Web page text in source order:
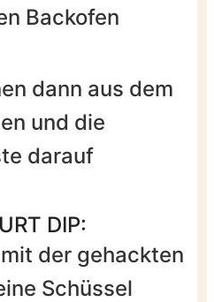
Backofen
dann aus dem
und die
darauf
DIP:
der gehackten
Schüssel